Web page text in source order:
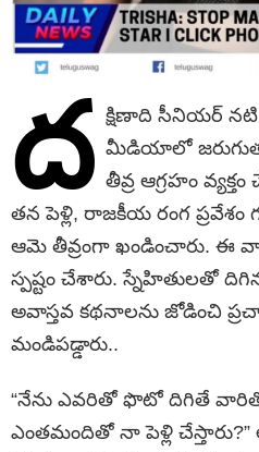
ద క్షిణాది సీనియర్ నటి
మీడియాలో
తీవ్ర ఆగ్రహం
తన పెళ్లి, రాజకీయ రంగ ప్రవేశం
ఆమె తీవ్రంగా ఖండించారు. ఈ
స్పష్టం చేశారు. స్నేహితులతో
అవాస్తవ కథనాలను జోడించి
మండిపడ్డారు..
“నేను ఎవరితో ఫొటో దిగితే వారితో
ఎంతమందితో నా పెళ్లి